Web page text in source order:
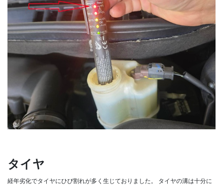
タイヤ
経年劣化でタイヤにひび割れが多く生じておりました。
タイヤの溝は十分に